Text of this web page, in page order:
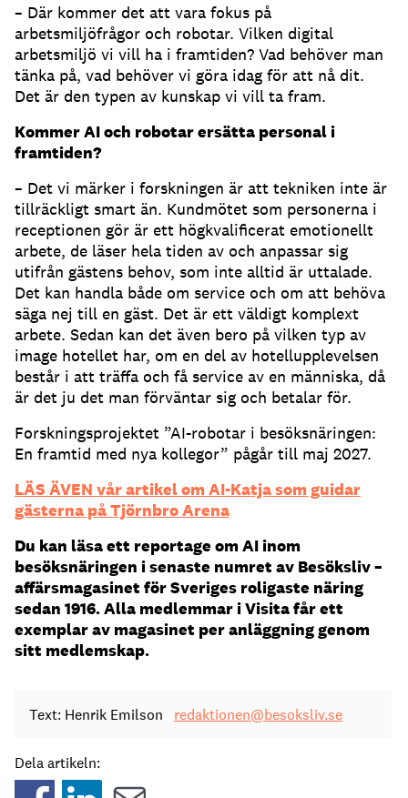
– Där kommer det att vara fokus på
arbetsmiljöfrågor och robotar. Vilken digital
arbetsmiljö vi vill ha i framtiden? Vad behöver man
tänka på, vad behöver vi göra idag för att nå dit.
Det är den typen av kunskap vi vill ta fram.
Kommer AI och robotar ersätta personal i
framtiden?
– Det vi märker i forskningen är att tekniken inte är
tillräckligt smart än. Kundmötet som personerna i
receptionen gör är ett högkvalificerat emotionellt
arbete, de läser hela tiden av och anpassar sig
utifrån gästens behov, som inte alltid är uttalade.
Det kan handla både om service och om att behöva
säga nej till en gäst. Det är ett väldigt komplext
arbete. Sedan kan det även bero på vilken typ av
image hotellet har, om en del av hotellupplevelsen
består i att träffa och få service av en människa, då
är det ju det man förväntar sig och betalar för.
Forskningsprojektet ”AI-robotar i besöksnäringen:
En framtid med nya kollegor” pågår till maj 2027.
LÄS ÄVEN vår artikel om AI-Katja som guidar
gästerna på Tjörnbro Arena
Du kan läsa ett reportage om AI inom
besöksnäringen i senaste numret av Besöksliv –
affärsmagasinet för Sveriges roligaste näring
sedan 1916. Alla medlemmar i Visita får ett
exemplar av magasinet per anläggning genom
sitt medlemskap.
Text: Henrik Emilson redaktionen@besoksliv.se
Dela artikeln: